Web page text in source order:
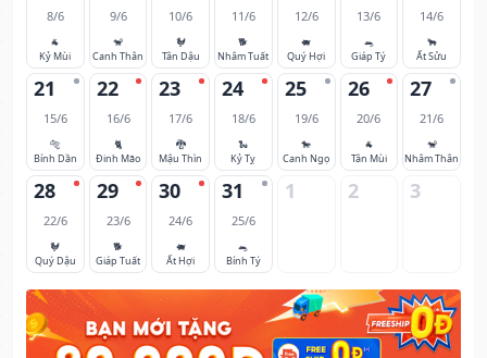
8/6
🐐
Kỷ Mùi
9/6
🐒
Canh Thân
10/6
🐓
Tân Dậu
11/6
🐕
Nhâm Tuất
12/6
🐖
Quý Hợi
13/6
🐀
Giáp Tý
14/6
🐂
Ất Sửu
21
15/6
🐅
Bính Dần
22
16/6
🐈
Đinh Mão
23
17/6
🐉
Mậu Thìn
24
18/6
🐍
Kỷ Tỵ
25
19/6
🐎
Canh Ngọ
26
20/6
🐐
Tân Mùi
27
21/6
🐒
Nhâm Thân
28
22/6
🐓
Quý Dậu
29
23/6
🐕
Giáp Tuất
30
24/6
🐖
Ất Hợi
31
25/6
🐀
Bính Tý
1 2 3